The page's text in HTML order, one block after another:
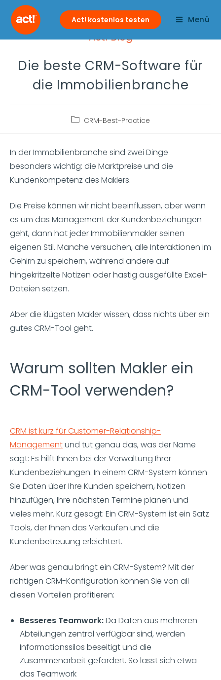
Menü
Act! kostenlos testen
Act! Blog
Die beste CRM-Software für
die Immobilienbranche
CRM-Best-Practice
In der Immobilienbranche sind zwei Dinge
besonders wichtig: die Marktpreise und die
Kundenkompetenz des Maklers.
Die Preise können wir nicht beeinflussen, aber wenn
es um das Management der Kundenbeziehungen
geht, dann hat jeder Immobilienmakler seinen
eigenen Stil. Manche versuchen, alle Interaktionen im
Gehirn zu speichern, während andere auf
hingekritzelte Notizen oder hastig ausgefüllte Excel-
Dateien setzen.
Aber die klügsten Makler wissen, dass nichts über ein
gutes CRM-Tool geht.
Warum sollten Makler ein
CRM-Tool verwenden?
CRM ist kurz für Customer-Relationship-
Managementund tut genau das, was der Name
sagt: Es hilft Ihnen bei der Verwaltung Ihrer
Kundenbeziehungen. In einem CRM-System können
Sie Daten über Ihre Kunden speichern, Notizen
hinzufügen, Ihre nächsten Termine planen und
vieles mehr. Kurz gesagt: Ein CRM-System ist ein Satz
Tools, der Ihnen das Verkaufen und die
Kundenbetreuung erleichtert.
Aber was genau bringt ein CRM-System? Mit der
richtigen CRM-Konfiguration können Sie von all
diesen Vorteilen profitieren:
Besseres Teamwork:Da Daten aus mehreren
Abteilungen zentral verfügbar sind, werden
Informationssilos beseitigt und die
Zusammenarbeit gefördert. So lässt sich etwa
das Teamwork